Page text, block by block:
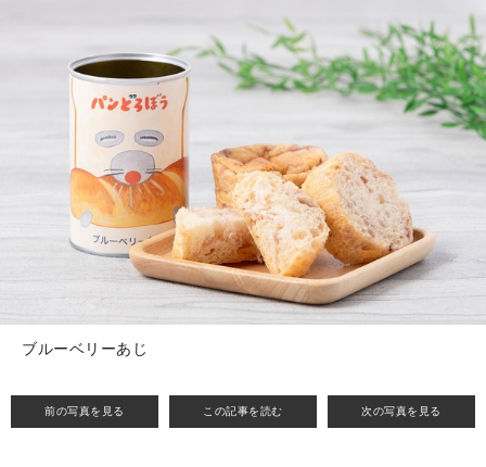
前の写真を見る この記事を読む 次の写真を見る
ブルーベリーあじ